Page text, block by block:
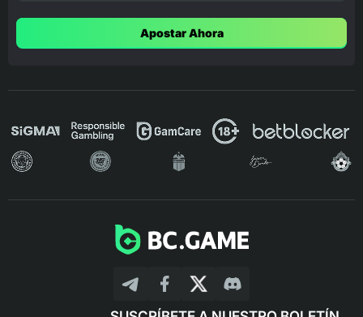
Apostar Ahora